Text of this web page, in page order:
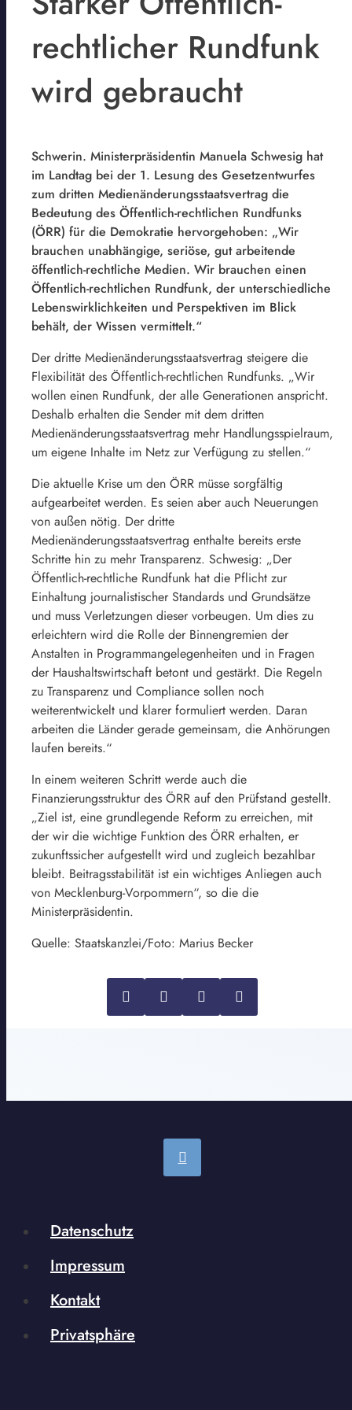
rechtlicher Rundfunk
wird gebraucht
Schwerin. Ministerpräsidentin Manuela Schwesig hat
im Landtag bei der 1. Lesung des Gesetzentwurfes
zum dritten Medienänderungsstaatsvertrag die
Bedeutung des Öffentlich-rechtlichen Rundfunks
(ÖRR) für die Demokratie hervorgehoben: „Wir
brauchen unabhängige, seriöse, gut arbeitende
öffentlich-rechtliche Medien. Wir brauchen einen
Öffentlich-rechtlichen Rundfunk, der unterschiedliche
Lebenswirklichkeiten und Perspektiven im Blick
behält, der Wissen vermittelt.“
Der dritte Medienänderungsstaatsvertrag steigere die
Flexibilität des Öffentlich-rechtlichen Rundfunks. „Wir
wollen einen Rundfunk, der alle Generationen anspricht.
Deshalb erhalten die Sender mit dem dritten
Medienänderungsstaatsvertrag mehr Handlungsspielraum,
um eigene Inhalte im Netz zur Verfügung zu stellen.“
Die aktuelle Krise um den ÖRR müsse sorgfältig
aufgearbeitet werden. Es seien aber auch Neuerungen
von außen nötig. Der dritte
Medienänderungsstaatsvertrag enthalte bereits erste
Schritte hin zu mehr Transparenz. Schwesig: „Der
Öffentlich-rechtliche Rundfunk hat die Pflicht zur
Einhaltung journalistischer Standards und Grundsätze
und muss Verletzungen dieser vorbeugen. Um dies zu
erleichtern wird die Rolle der Binnengremien der
Anstalten in Programmangelegenheiten und in Fragen
der Haushaltswirtschaft betont und gestärkt. Die Regeln
zu Transparenz und Compliance sollen noch
weiterentwickelt und klarer formuliert werden. Daran
arbeiten die Länder gerade gemeinsam, die Anhörungen
laufen bereits.“
In einem weiteren Schritt werde auch die
Finanzierungsstruktur des ÖRR auf den Prüfstand gestellt.
„Ziel ist, eine grundlegende Reform zu erreichen, mit
der wir die wichtige Funktion des ÖRR erhalten, er
zukunftssicher aufgestellt wird und zugleich bezahlbar
bleibt. Beitragsstabilität ist ein wichtiges Anliegen auch
von Mecklenburg-Vorpommern“, so die die
Ministerpräsidentin.
Quelle: Staatskanzlei/Foto: Marius Becker
Datenschutz
Impressum
Kontakt
Privatsphäre